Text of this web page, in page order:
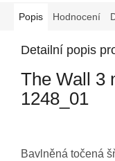
Popis Hodnocení
Detailní popis
The Wall 3
1248_01
Bavlněná točená